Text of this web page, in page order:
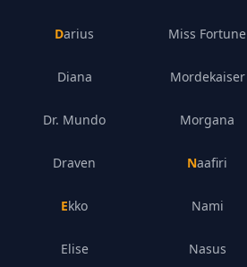
Darius
Diana
Dr. Mundo
Draven
Ekko
Elise
Miss Fortune
Mordekaiser
Morgana
Naafiri
Nami
Nasus